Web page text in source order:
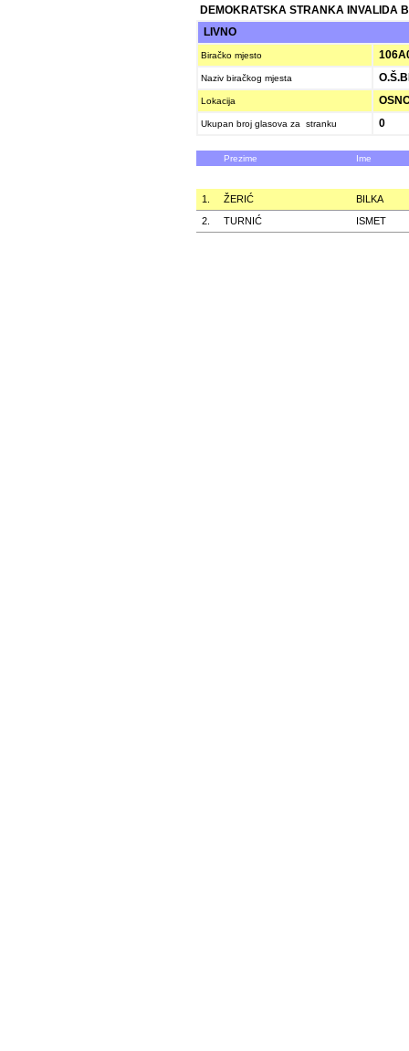
DEMOKRATSKA STRANKA INVALIDA
LIVNO
Biračko mjesto
Naziv biračkog mjesta
Lokacija
Ukupan broj glasova za stranku 0
Prezime Ime
1. ŽERIĆ
BILKA
2.
TURNIĆ ISMET